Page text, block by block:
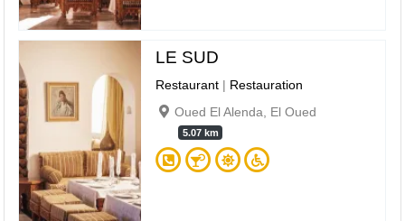
LE SUD
Restaurant | Restauration
Oued El Alenda, El Oued
5.07 km